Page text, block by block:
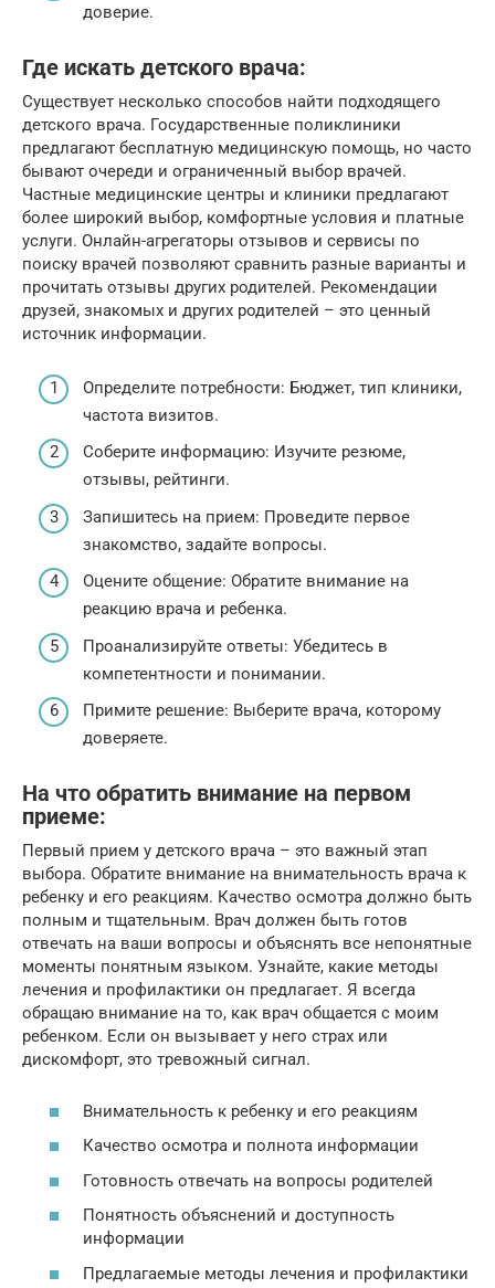
доверие.
Где искать детского врача:
Существует несколько способов найти подходящего
детского врача. Государственные поликлиники
предлагают бесплатную медицинскую помощь, но часто
бывают очереди и ограниченный выбор врачей.
Частные медицинские центры и клиники предлагают
более широкий выбор, комфортные условия и платные
услуги. Онлайн-агрегаторы отзывов и сервисы по
поиску врачей позволяют сравнить разные варианты и
прочитать отзывы других родителей. Рекомендации
друзей, знакомых и других родителей – это ценный
источник информации.
Определите потребности: Бюджет, тип клиники,
частота визитов.
Соберите информацию: Изучите резюме,
отзывы, рейтинги.
Запишитесь на прием: Проведите первое
знакомство, задайте вопросы.
Оцените общение: Обратите внимание на
реакцию врача и ребенка.
Проанализируйте ответы: Убедитесь в
компетентности и понимании.
Примите решение: Выберите врача, которому
доверяете.
На что обратить внимание на первом
приеме:
Первый прием у детского врача – это важный этап
выбора. Обратите внимание на внимательность врача к
ребенку и его реакциям. Качество осмотра должно быть
полным и тщательным. Врач должен быть готов
отвечать на ваши вопросы и объяснять все непонятные
моменты понятным языком. Узнайте, какие методы
лечения и профилактики он предлагает. Я всегда
обращаю внимание на то, как врач общается с моим
ребенком. Если он вызывает у него страх или
дискомфорт, это тревожный сигнал.
Внимательность к ребенку и его реакциям
Качество осмотра и полнота информации
Готовность отвечать на вопросы родителей
Понятность объяснений и доступность
информации
Предлагаемые методы лечения и профилактики